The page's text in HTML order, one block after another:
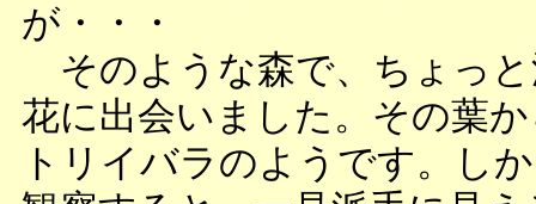
が・・・
そのような森で、ちょっと
花に出会いました。その葉
トリイバラのようです。し